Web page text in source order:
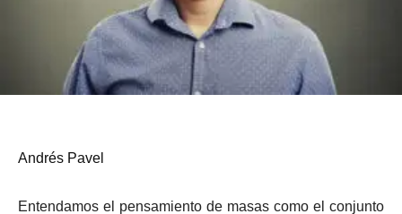
Andrés Pavel
Entendamos el pensamiento de masas como el conjunto